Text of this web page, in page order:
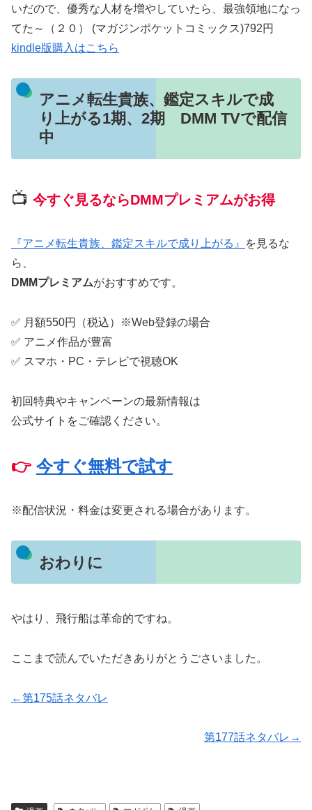
いだので、優秀な人材を増やしていたら、最強領地になっ
てた～（２０） (マガジンポケットコミックス)792円
kindle版購入はこちら
アニメ転生貴族、鑑定スキルで成
り上がる1期、2期 DMM TVで配信
中
📺 今すぐ見るならDMMプレミアムがお得
『アニメ転生貴族、鑑定スキルで成り上がる』
を見るな
ら、
DMMプレミアムがおすすめです。
✅ 月額550円（税込）※Web登録の場合
✅ アニメ作品が豊富
✅ スマホ・PC・テレビで視聴OK
初回特典やキャンペーンの最新情報は
公式サイトをご確認ください。
👉 今すぐ無料で試す
※配信状況・料金は変更される場合があります。
おわりに
やはり、飛行船は革命的ですね。
ここまで読んでいただきありがとうごさいました。
←第175話ネタバレ
第177話ネタバレ→